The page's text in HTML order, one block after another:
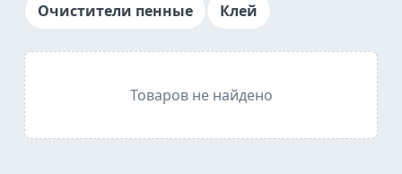
Очистители пенные
Клей
Товаров не найдено